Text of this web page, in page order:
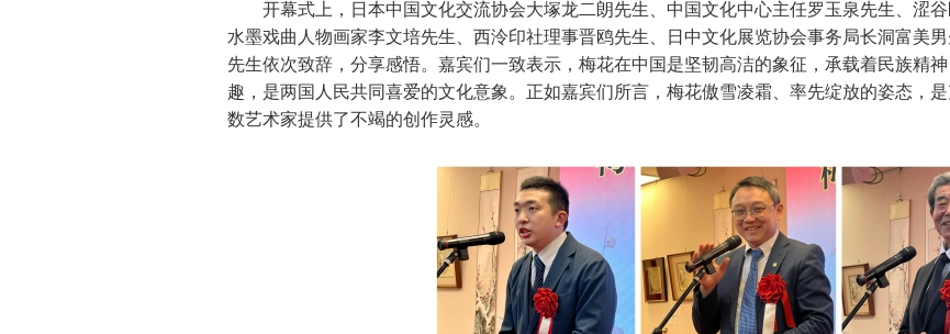
开幕式上，日本中国文化交流协会大塚龙二朗先生、中国文化中心主任罗玉泉先生、涩
水墨戏曲人物画家李文培先生、西泠印社理事晋鸥先生、日中文化展览协会事务局长洞富美
先生依次致辞，分享感悟。嘉宾们一致表示，梅花在中国是坚韧高洁的象征，承载着民族精
趣，是两国人民共同喜爱的文化意象。正如嘉宾们所言，梅花傲雪凌霜、率先绽放的姿态，
数艺术家提供了不竭的创作灵感。